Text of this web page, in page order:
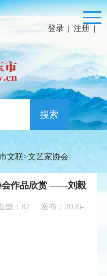
登录 | 注册 |
搜索
文联>文艺家协会
会作品欣赏 ——刘毅
： 82
发布：2026-